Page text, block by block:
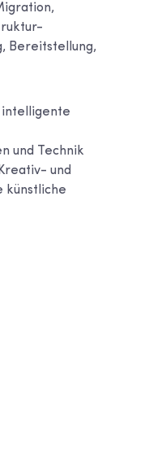
Bereitstellung,
intelligente
und Technik
und
künstliche